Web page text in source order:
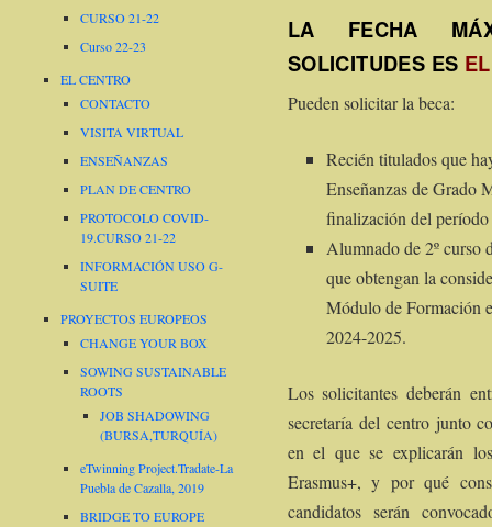
LA FECHA
SOLICITUDES ES
Pueden solicitar la beca:
Recién titulados que
Enseñanzas de Grado
finalización del
Alumnado de 2º curso
que obtengan la
Módulo de Formación
2024-2025.
Los solicitantes deberán
secretaría del centro junto
en el que se explicarán
Erasmus+, y por qué
candidatos serán
CURSO 21-22
Curso 22-23
EL CENTRO
CONTACTO
VISITA VIRTUAL
ENSEÑANZAS
PLAN DE CENTRO
PROTOCOLO COVID-
19.CURSO 21-22
INFORMACIÓN USO G-
SUITE
PROYECTOS EUROPEOS
CHANGE YOUR BOX
SOWING SUSTAINABLE
ROOTS
JOB SHADOWING
(BURSA,TURQUÍA)
eTwinning Project.Tradate-La
Puebla de Cazalla, 2019
BRIDGE TO EUROPE